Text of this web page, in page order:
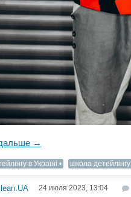
→
в Україні школа детейлінгу
24 июля 2023, 13:04